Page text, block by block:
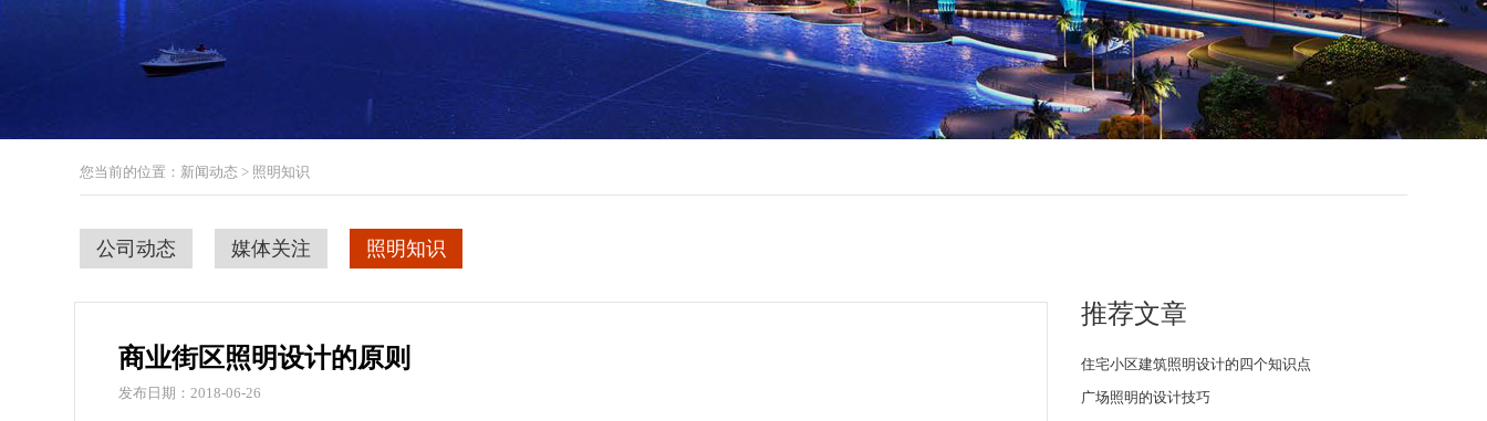
您当前的位置：新闻动态 > 照明知识
公司动态 媒体关注 照明知识
商业街区照明设计的原则
发布日期：2018-06-26
推荐文章
住宅小区建筑照明设计的四个知识点
广场照明的设计技巧